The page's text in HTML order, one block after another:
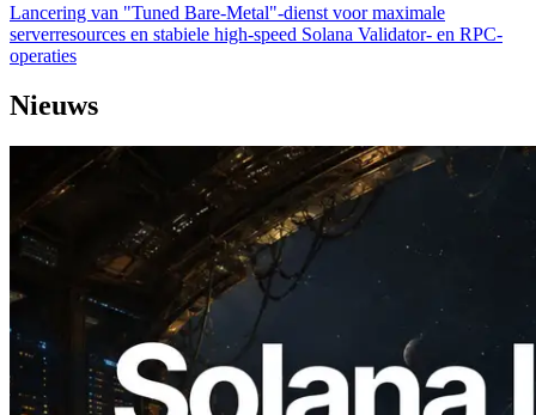
Lancering van "Tuned Bare-Metal"-dienst voor maximale
serverresources en stabiele high-speed Solana Validator- en RPC-
operaties
Nieuws